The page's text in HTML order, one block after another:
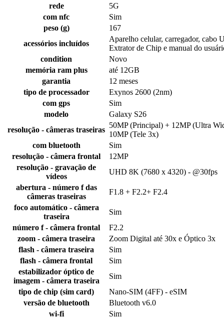
rede
5G
com nfc
Sim
peso (g)
167
acessórios incluídos
Aparelho celular, carregador, cabo
Extrator de Chip e manual do
condition
Novo
memória ram plus
até 12GB
garantia
12 meses
tipo de processador
Exynos 2600 (2nm)
com gps
Sim
modelo
Galaxy S26
resolução - câmeras traseiras
50MP (Principal) + 12MP (Ultra
10MP (Tele 3x)
com bluetooth
Sim
resolução - câmera frontal
12MP
resolução - gravação de
vídeos
UHD 8K (7680 x 4320) - @30fps
abertura - número f das
câmeras traseiras
F1.8 + F2.2+ F2.4
foco automático - câmera
traseira
Sim
número f - câmera frontal
F2.2
zoom - câmera traseira
Zoom Digital até 30x e Óptico 3x
flash - câmera traseira
Sim
flash - câmera frontal
Sim
estabilizador óptico de
imagem - câmera traseira
Sim
tipo de chip (sim card)
Nano-SIM (4FF) - eSIM
versão de bluetooth
Bluetooth v6.0
wi-fi
Sim